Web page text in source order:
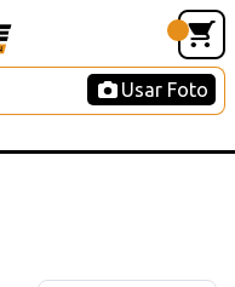
Usar Foto